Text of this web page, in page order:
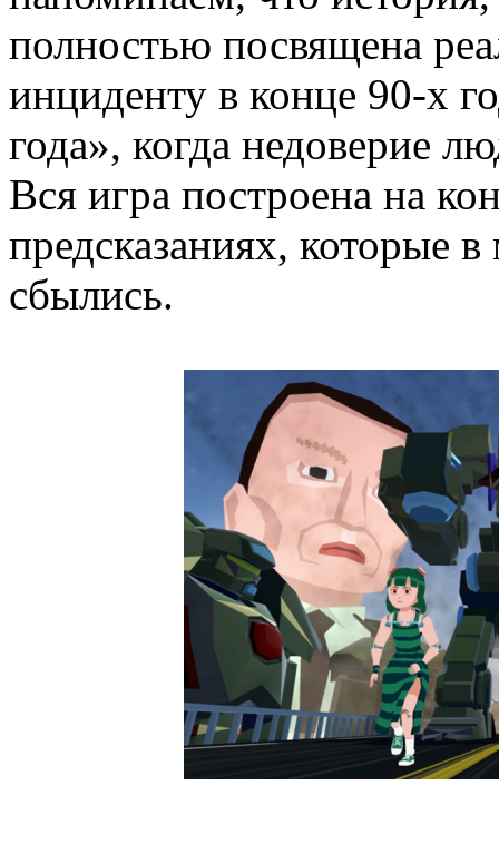
полностью посвящена
инциденту в конце 90-х
года», когда недоверие
Вся игра построена на
предсказаниях, которые
сбылись.